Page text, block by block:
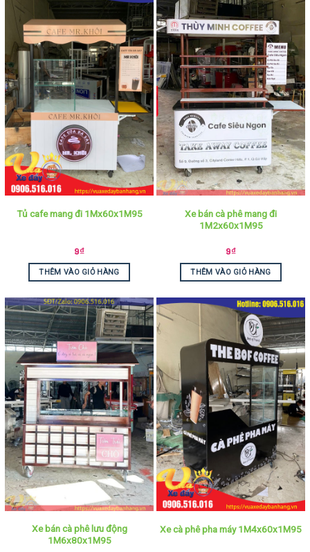
Tủ cafe mang đi 1Mx60x1M95
9₫
THÊM VÀO GIỎ HÀNG
Xe bán cà phê mang đi
1M2x60x1M95
9₫
THÊM VÀO GIỎ HÀNG
Xe bán cà phê lưu động
1M6x80x1M95
Xe cà phê pha máy 1M4x60x1M95